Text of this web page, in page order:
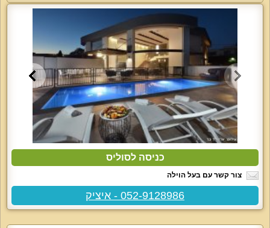
כניסה לסוליס
צור קשר עם בעל הוילה
052-9128986 - איציק